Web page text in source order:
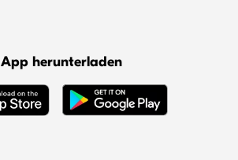
App herunterladen